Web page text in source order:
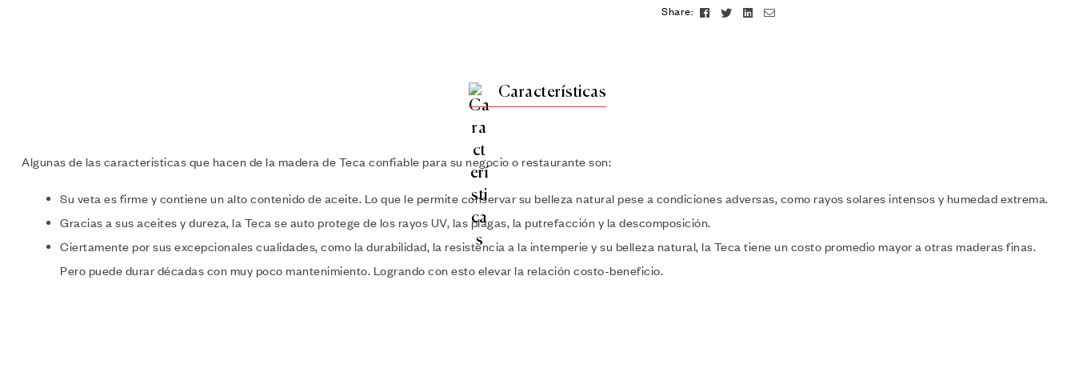
Share: FacebookTwitterLinkedin
Email
Características
Algunas de las caracteristicas que hacen de la madera de Teca confiable para su negocio o restaurante son:
Su veta es firme y contiene un alto contenido de aceite. Lo que le permite conservar su belleza natural pese a condiciones adversas, como rayos solares intensos y humedad extrema.
Gracias a sus aceites y dureza, la Teca se auto protege de los rayos UV, las plagas, la putrefacción y la descomposición.
Ciertamente por sus excepcionales cualidades, como la durabilidad, la resistencia a la intemperie y su belleza natural, la Teca tiene un costo promedio mayor a otras maderas finas.
Pero puede durar décadas con muy poco mantenimiento. Logrando con esto elevar la relación costo-beneficio.